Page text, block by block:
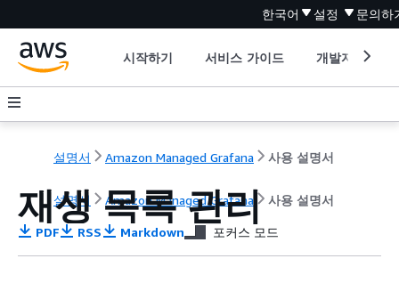
한국어 설정 문의하
시작하기 서비스 가이드 개발자 도구
설명서 Amazon Managed Grafana 사용 설명서
설명서 Amazon Managed Grafana 사용 설명서
재생 목록 관리
PDF RSS Markdown 포커스 모드